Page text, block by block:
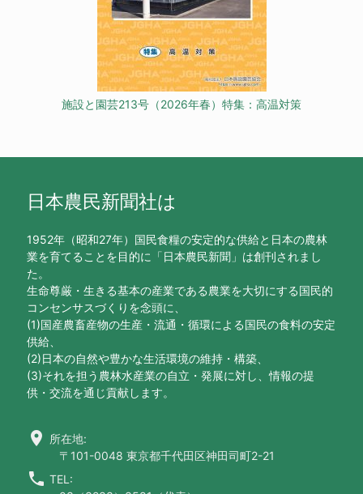
施設と園芸213号（2026年春）特集：高温対策
日本農民新聞社は
1952年（昭和27年）国民食糧の安定的な供給と日本の農林
業を育てることを目的に「日本農民新聞」は創刊されまし
た。
生命尊厳・生きる基本の産業である農業を大切にする国民的
コンセンサスづくりを念頭に、
(1)国産農畜産物の生産・流通・循環による国民の食料の安定
供給、
(2)日本の自然や豊かな生活環境の維持・構築、
(3)それを担う農林水産業の自立・発展に対し、情報の提
供・交流を通じ貢献します。
location_on 所在地:
〒101-0048 東京都千代田区神田司町2-21
call TEL: